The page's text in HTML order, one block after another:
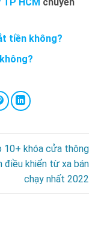
tiền không?
10+ khóa cửa thông
điều khiển từ xa bán
chạy nhất 2022